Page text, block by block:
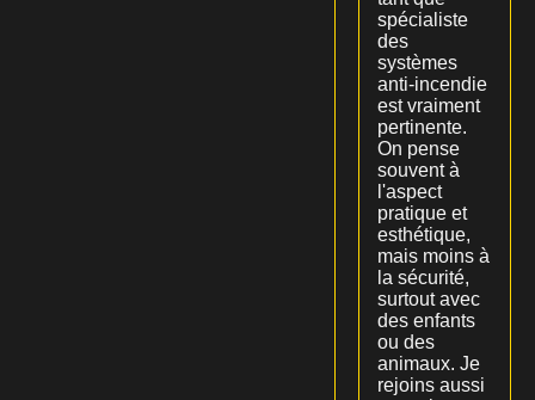
spécialiste
des
systèmes
anti-incendie
est vraiment
pertinente.
On pense
souvent à
l'aspect
pratique et
esthétique,
mais moins à
la sécurité,
surtout avec
des enfants
ou des
animaux. Je
rejoins aussi